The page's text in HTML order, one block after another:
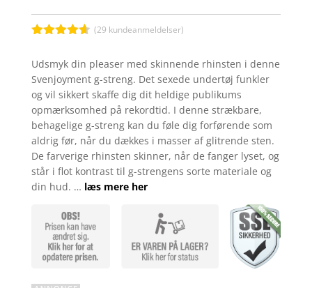
ud af 5
baseret på
kundebedø
mmelser
(29 kundeanmeldelser)
Udsmyk din pleaser med skinnende rhinsten i denne
Svenjoyment g-streng. Det sexede undertøj funkler
og vil sikkert skaffe dig dit heldige publikums
opmærksomhed på rekordtid. I denne strækbare,
behagelige g-streng kan du føle dig forførende som
aldrig før, når du dækkes i masser af glitrende sten.
De farverige rhinsten skinner, når de fanger lyset, og
står i flot kontrast til g-strengens sorte materiale og
din hud. … læs mere her